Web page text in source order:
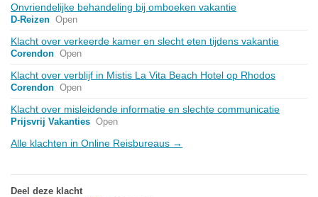
Onvriendelijke behandeling bij omboeken vakantie
D-Reizen Open
Klacht over verkeerde kamer en slecht eten tijdens vakantie
Corendon Open
Klacht over verblijf in Mistis La Vita Beach Hotel op Rhodos
Corendon Open
Klacht over misleidende informatie en slechte communicatie
Prijsvrij Vakanties Open
Alle klachten in Online Reisbureaus →
Deel deze klacht